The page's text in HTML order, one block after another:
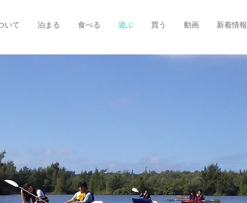
いて 泊まる 食べる 遊ぶ 買う 動画 新着情報